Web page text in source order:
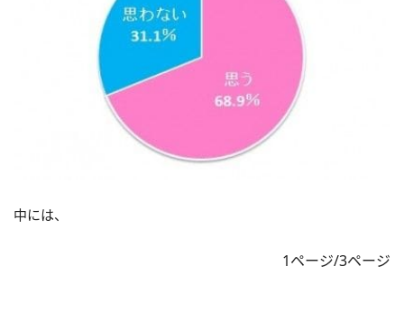
中には、
1ページ/3ページ